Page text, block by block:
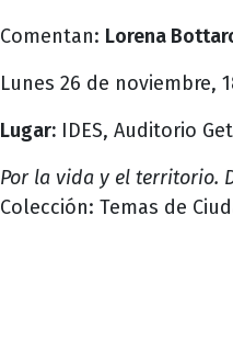
Comentan: Lorena
Lunes 26 de noviembre,
Lugar: IDES, Auditorio
Por la vida y el territorio.
Colección: Temas de